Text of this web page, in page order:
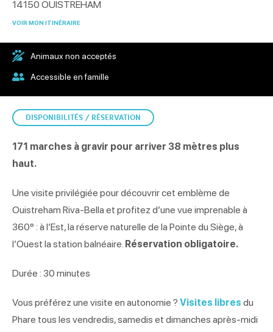
14150 OUISTREHAM
VOIR MON ITINÉRAIRE
Animaux non acceptés
Accessible en famille
DISPONIBILITÉS / RÉSERVATION
171 marches à gravir pour arriver 38 mètres plus
haut.
Une visite privilégiée pour découvrir cet emblème de
Ouistreham Riva-Bella et profitez d’une vue imprenable à
360° : à l’Est, la réserve naturelle de la Pointe du Siège, à
l’Ouest la station balnéaire. Réservation obligatoire.
Durée : 30 minutes
Vous préférez une visite en autonomie ? Visites libres du
Phare tous les vendredis, samedis et dimanches après-midi